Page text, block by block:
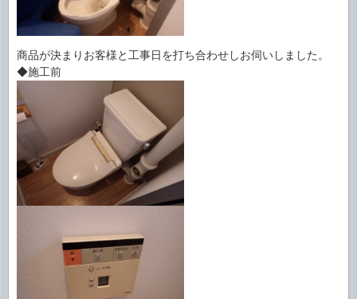
商品が決まりお客様と工事日を打ち合わせしお伺いしました。
◆施工前